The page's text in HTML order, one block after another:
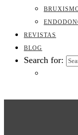
REVISTAS
BLOG
Search for: